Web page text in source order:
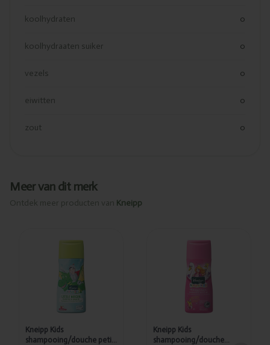
koolhydraten 0
koolhydraaten suiker 0
vezels 0
eiwitten 0
zout 0
Meer van dit merk
Ontdek meer producten van Kneipp
shampooing/douche
petit dragon 200ml
Kneipp Kids
shampooing/douche petit
200ml
Kneipp Kids
shampooing/douche